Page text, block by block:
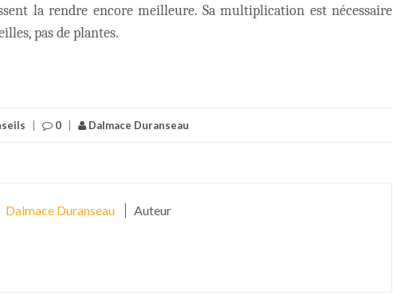
la rendre encore meilleure. Sa multiplication est nécessaire
pas de plantes.
0 Dalmace Duranseau
Dalmace Duranseau Auteur